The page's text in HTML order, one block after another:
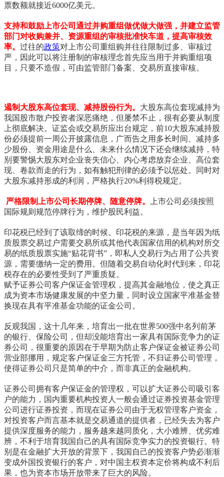
票数额就接近6000亿美元。
支持和鼓励上市公司通过并购重组做优做大做强，并建立监管
部门对收购兼并、资源重组的审核批准快车道，提高审核效
率。 过往的政策对上市公司重组购并往往限制过多、审核过
严，因此可以将注册制的审核理念首先应当用于并购重组项
目，只要不造假，可由监管部门备案、交易所直接审核。
遏制大股东高位套现、减持股份行为。 大股东高位套现减持为
我国股市散户投资者深恶痛绝，但屡禁不止，很有必要从制度
上彻底解决。证监会或交易所应出台规定，前10大股东减持股
份必须提前一周公开披露信息，广而告之用多长时间、减持多
少股份、资金用途是什么、未来什么情况下还会继续减持，特
别要警惕大股东对企业丧失信心、内心考虑放弃企业、高位套
现、卷款而走的行为，如有触犯刑律的必须予以惩处。同时对
大股东减持形成的利润，严格执行20%利得税规定。
严格限制上市公司长期停牌、随意停牌。
上市公司必须按照
国际规则规范停牌行为，维护股民利益。
印花税已经到了该取缔的时候。印花税的来源，是当年因为纸
质股票交易过户需要交易所或其他代表国家信用的机构对所交
易的纸质股票实施“贴花背书”，即私人交易行为占用了公共资
源，需要缴纳一定的费用。但随着交易自动化时代到来，印花
税存在的必要性受到了严重质疑。
赋予证券公司客户保证金管理权，提高其金融地位，使之真正
成为资本市场健康发展的中坚力量，同时设立国家平准基金替
换现在具有平准基金功能的证金公司。
反观我国，这十几年来，培育出一批在世界500强中名列前茅
的银行、保险公司，但却没能培育出一家具有国际竞争力的证
券公司，很重要的原因在于早期为防止客户保证金被证券公司
营业部挪用，规定客户保证金三方托管，不归证券公司管理，
使得证券公司只是简单的中介，而非真正的金融机构。
证券公司拥有客户保证金的管理权，可以扩大证券公司吸引客
户的能力，国内重要机构投资人一般会通过证券投资基金管理
公司进行证券投资，而现在证券公司由于无权管理客户资金，
对投资客户而言基本就是交易通道的提供者，已经失去为客户
提供深度服务的能力，服务越来越同质化，大小难辨、优劣难
辨，不利于培育我国自己的具有国际竞争实力的投资银行。特
别是在金融扩大开放的背景下，我国自己的投资客户势必渐渐
变成外国投资银行的客户，对中国主权资本定价将构成不利后
果，也为资本市场开放带来了巨大的风险。